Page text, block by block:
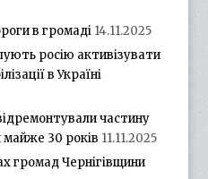
в громаді 14.11.2025
росію активізувати
в Україні
частину
майже 30 років 11.11.2025
громад Чернігівщини